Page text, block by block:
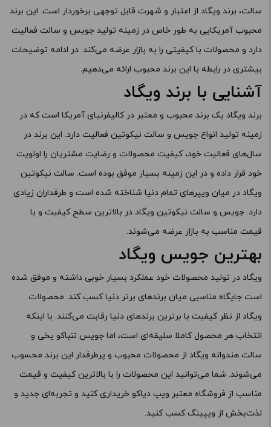
- +
افزودن به سبد خرید
سالت، برند ویگاد از اعتبار و شهرت قابل توجهی برخوردار است. این برند
محبوب آمریکایی به طور خاص در زمینه تولید جویس و سالت فعالیت
دارد و محصولات با کیفیتی را به بازار عرضه می‌کند. در ادامه توضیحات
بیشتری در رابطه با این برند محبوب ارائه می‌دهیم.
آشنایی با برند ویگاد
برند ویگاد یک برند محبوب و معتبر در کالیفرنیای آمریکا است که در
زمینه تولید انواع جویس و سالت نیکوتین فعالیت دارد. این برند در
سال‌های فعالیت خود، کیفیت محصولات و رضایت مشتریان را اولویت
خود قرار داده و در این زمینه بسیار موفق بوده است. سالت نیکوتین
ویگاد در میان ویپرهای تمام دنیا شناخته شده است و طرفداران زیادی
دارد. جویس و سالت نیکوتین ویگاد در بالاترین سطح کیفیت و با
قیمت مناسب به بازار عرضه می‌شوند.
بهترین جویس ویگاد
ویگاد در تولید محصولات خود عملکرد بسیار خوبی داشته و موفق شده
است جایگاه مناسبی میان برندهای برتر دنیا کسب کند. محصولات
ویگاد از نظر کیفیت با برترین برندهای دنیا رقابت می‌کنند. با اینکه
انتخاب هر محصول کاملا سلیقه‌ای است، اما جویس تنباکو یخی و
سالت هندوانه ویگاد از محصولات محبوب و پرطرفدار این برند محسوب
می‌شوند. شما می‌توانید این محصولات را با بالاترین کیفیت و قیمت
مناسب از فروشگاه معتبر ویپ دیاکو خریداری کنید و تجربه‌ای جدید و
لذت‌بخش از ویپینگ کسب کنید.